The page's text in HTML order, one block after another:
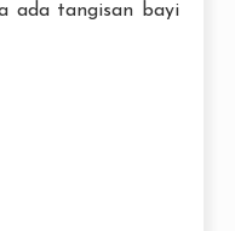
ada tangisan bayi